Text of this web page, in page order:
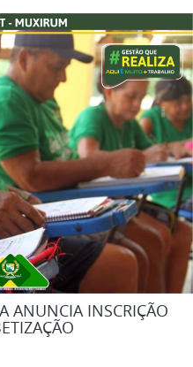
ANUNCIA INSCRIÇÃO